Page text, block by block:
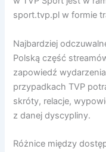
sport.tvp.pl w formie
Najbardziej
Polską część
zapowiedź
przypadkach TVP
skróty, relacje,
z danej dyscypliny.
Różnice między